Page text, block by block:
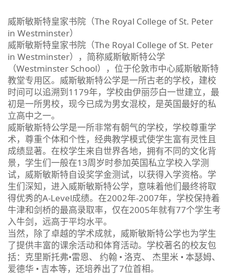
威斯敏斯特皇家书院（The Royal College of St. Peter
in Westminster）
威斯敏斯特皇家书院（The Royal College of St. Peter
in Westminster），简称威斯敏斯特公学
（Westminster School），位于伦敦市中心威斯敏斯特
教堂专用区。威斯敏斯特公学是一所古老的学校，建校
时间可以追溯到1179年，学校由伊丽莎白一世建立，最
初是一所男校，现今已成为男女混校，是英国最好的私
立高中之一。
威斯敏斯特公学是一所非常有朝气的学校，学校尊重学
术，尊重个体和个性，经典教学模式使学生富有灵性且
成绩显著。在校学生来自世界各地，拥有不同的文化背
景，学生们一般在13周岁时参加英国私立学校入学测
试，威斯敏斯特自设奖学金测试，以获得入学资格。学
生们深知，进入威斯敏斯特公学，意味着他们最终将取
得优秀的A-Level成绩。在2002年-2007年，学校保持着
牛津和剑桥的最高录取率，仅在2005年就有77个学生考
入牛剑，远高于平均水平。
当然，除了卓越的学术成就，威斯敏斯特公学也为学生
了提供丰富的课余活动和体育活动。学校著名的校友包
括：克里斯托弗•雷恩、 约翰 • 洛克、 杰里米 • 本瑟姆、
爱德华 • 吉本等，还培养出了7位首相。